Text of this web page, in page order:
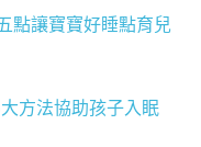
點讓寶寶好睡點育兒
方法協助孩子入眠